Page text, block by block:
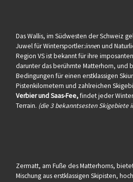
Das Wallis, im Südwesten der Schweiz
Juwel für Wintersportler:innen und
Region VS ist bekannt für ihre
darunter das berühmte Matterhorn, und
Bedingungen für einen erstklassigen
Pistenkilometern und zahlreichen
Verbier und Saas-Fee,findet jeder
Terrain. (die 3 bekanntsesten Skigebiete
Zermatt, am Fuße des Matterhorns,
Mischung aus erstklassigen Skipisten,